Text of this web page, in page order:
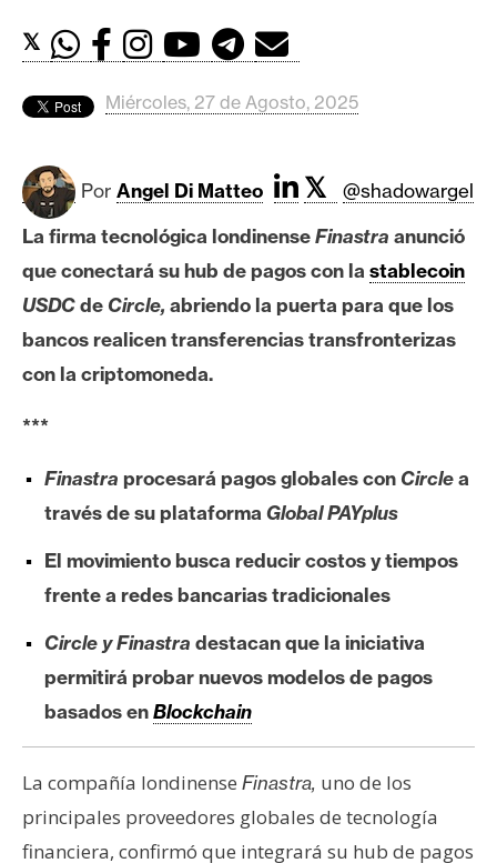
d
s
B
t
c
o
i
h
e
e
u
m
I
A
𝕏
Miércoles, 27 de Agosto, 2025
Por Angel Di Matteo 𝕏
@shadowargel
La firma tecnológica londinenseFinastra anunció
que conectará su hub de pagos con la stablecoin
USDCde Circle, abriendo la puerta para que los
bancos realicen transferencias transfronterizas
con la criptomoneda.
***
Finastra procesará pagos globales con Circlea
través de su plataforma Global PAYplus
El movimiento busca reducir costos y tiempos
frente a redes bancarias tradicionales
Circle y Finastra destacan que la iniciativa
permitirá probar nuevos modelos de pagos
basados enBlockchain
La compañía londinense Finastra, uno de los
principales proveedores globales de tecnología
financiera, confirmó que integrará su hub de pagos